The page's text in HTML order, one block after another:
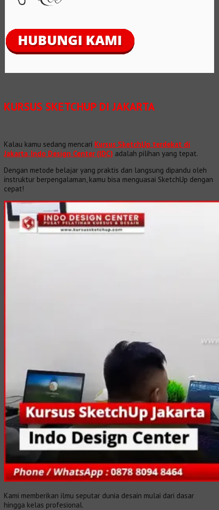
KURSUS SKETCHUP DI JAKARTA
Kalau kamu sedang mencari Kursus SketchUp terdekat di
Jakarta, Indo Design Center (IDC) adalah pilihan yang tepat.
Dengan metode belajar yang praktis dan langsung dipandu oleh
instruktur berpengalaman, kamu bisa menguasai SketchUp dengan
cepat!
Kami memberikan ilmu seputar dunia desain mulai dari dasar
hingga kelas profesional.